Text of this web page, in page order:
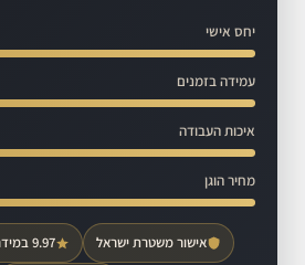
יחס אישי
עמידה בזמנים
איכות העבודה
מחיר הוגן
אישור משטרת ישראל 9.97 במידרג · 1,099 חוות דעת